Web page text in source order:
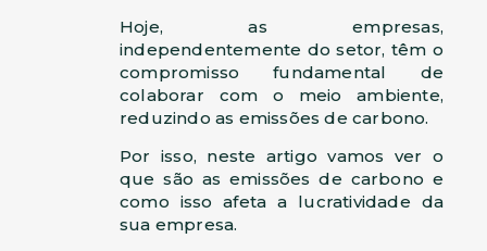
Hoje, as empresas,
independentemente do setor, têm o
compromisso fundamental de
colaborar com o meio ambiente,
reduzindo as emissões de carbono.
Por isso, neste artigo vamos ver o
que são as emissões de carbono e
como isso afeta a lucratividade da
sua empresa.